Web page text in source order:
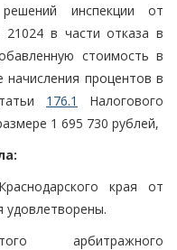
решений инспекции от
в части отказа в
стоимость в
процентов в
176.1
Налогового
1 695 730 рублей,
края от
удовлетворены.
арбитражного